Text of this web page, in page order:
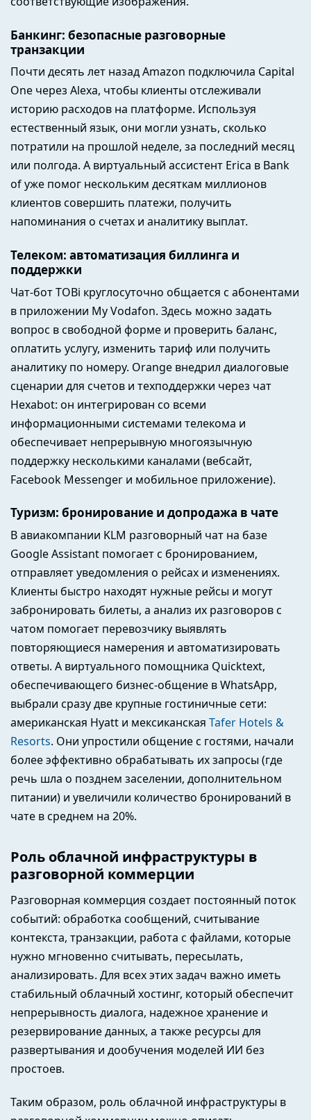
Банкинг: безопасные разговорные
транзакции
Почти десять лет назад Amazon подключила Capital
One через Alexa, чтобы клиенты отслеживали
историю расходов на платформе. Используя
естественный язык, они могли узнать, сколько
потратили на прошлой неделе, за последний месяц
или полгода. А виртуальный ассистент Erica в Bank
of уже помог нескольким десяткам миллионов
клиентов совершить платежи, получить
напоминания о счетах и аналитику выплат.
Телеком: автоматизация биллинга и
поддержки
Чат-бот TOBi круглосуточно общается с абонентами
в приложении My Vodafon. Здесь можно задать
вопрос в свободной форме и проверить баланс,
оплатить услугу, изменить тариф или получить
аналитику по номеру. Orange внедрил диалоговые
сценарии для счетов и техподдержки через чат
Hexabot: он интегрирован со всеми
информационными системами телекома и
обеспечивает непрерывную многоязычную
поддержку несколькими каналами (вебсайт,
Facebook Messenger и мобильное приложение).
Туризм: бронирование и допродажа в чате
В авиакомпании KLM разговорный чат на базе
Google Assistant помогает с бронированием,
отправляет уведомления о рейсах и изменениях.
Клиенты быстро находят нужные рейсы и могут
забронировать билеты, а анализ их разговоров с
чатом помогает перевозчику выявлять
повторяющиеся намерения и автоматизировать
ответы. А виртуального помощника Quicktext,
обеспечивающего бизнес-общение в WhatsApp,
выбрали сразу две крупные гостиничные сети:
американская Hyatt и мексиканская Tafer Hotels &
Resorts. Они упростили общение с гостями, начали
более эффективно обрабатывать их запросы (где
речь шла о позднем заселении, дополнительном
питании) и увеличили количество бронирований в
чате в среднем на 20%.
Роль облачной инфраструктуры в
разговорной коммерции
Разговорная коммерция создает постоянный поток
событий: обработка сообщений, считывание
контекста, транзакции, работа с файлами, которые
нужно мгновенно считывать, пересылать,
анализировать. Для всех этих задач важно иметь
стабильный облачный хостинг, который обеспечит
непрерывность диалога, надежное хранение и
резервирование данных, а также ресурсы для
развертывания и дообучения моделей ИИ без
простоев.
Таким образом, роль облачной инфраструктуры в